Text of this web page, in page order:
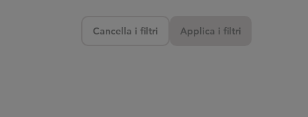
Cancella i filtri Applica i filtri